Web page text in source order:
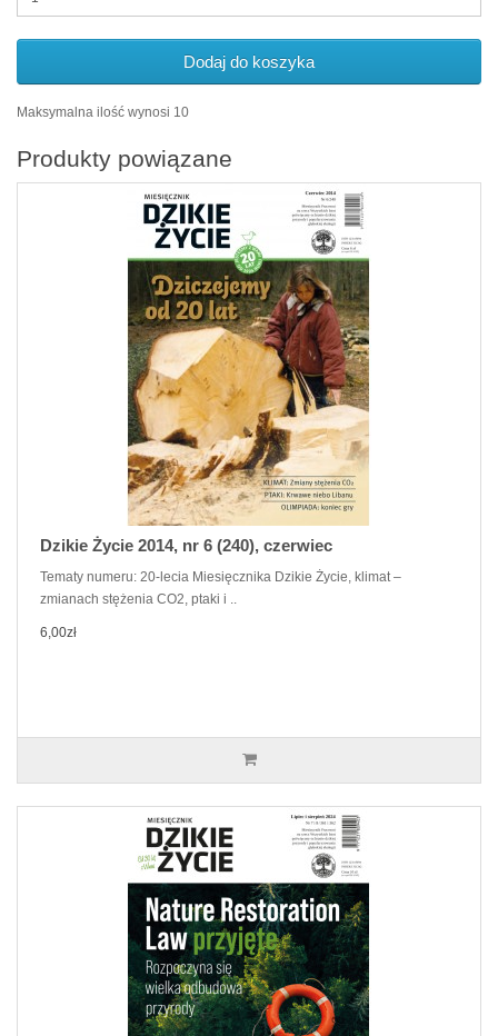
Dodaj do koszyka
Maksymalna ilość wynosi 10
Produkty powiązane
Dzikie Życie 2014, nr 6 (240), czerwiec
Tematy numeru: 20-lecia Miesięcznika Dzikie Życie, klimat –
zmianach stężenia CO2, ptaki i ..
6,00zł